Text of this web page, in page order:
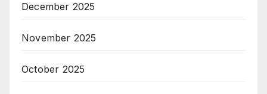
December 2025
November 2025
October 2025